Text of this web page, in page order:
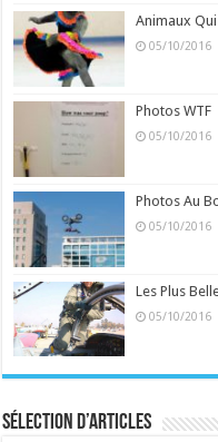
Animaux
05/10/2016
Photos WTF
05/10/2016
Photos Au
05/10/2016
Les Plus
05/10/2016
Sélection d’articles